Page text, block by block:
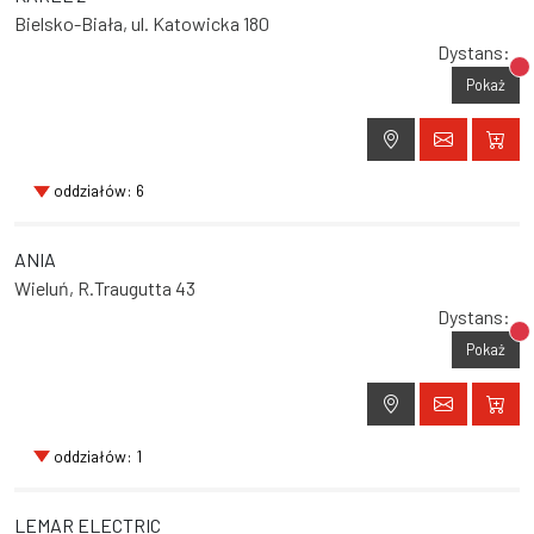
Bielsko-Biała, ul. Katowicka 180
Dystans:
Pokaż
oddziałów: 6
ANIA
Wieluń, R.Traugutta 43
Dystans:
Pokaż
oddziałów: 1
LEMAR ELECTRIC